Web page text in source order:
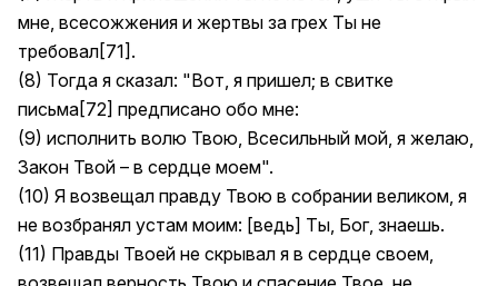
мне, всесожжения и жертвы за грех Ты не
требовал[71].
(8) Тогда я сказал: "Вот, я пришел; в свитке
письма[72] предписано обо мне:
(9) исполнить волю Твою, Всесильный мой, я желаю,
Закон Твой – в сердце моем".
(10) Я возвещал правду Твою в собрании великом, я
не возбранял устам моим: [ведь] Ты, Бог, знаешь.
(11) Правды Твоей не скрывал я в сердце своем,